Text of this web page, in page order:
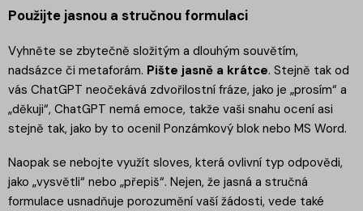
Použijte jasnou a stručnou formulaci
Vyhněte se zbytečně složitým a dlouhým souvětím,
nadsázce či metaforám. Pište jasně a krátce. Stejně tak od
vás ChatGPT neočekává zdvořilostní fráze, jako je „prosím“ a
„děkuji“, ChatGPT nemá emoce, takže vaši snahu ocení asi
stejně tak, jako by to ocenil Ponzámkový blok nebo MS Word.
Naopak se nebojte využít sloves, která ovlivní typ odpovědi,
jako „vysvětli“ nebo „přepiš“. Nejen, že jasná a stručná
formulace usnadňuje porozumění vaší žádosti, vede také